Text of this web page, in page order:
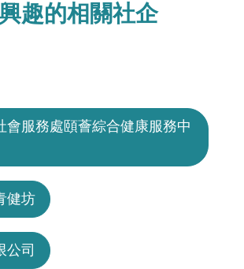
趣的相關社企
會服務處頤薈綜合健康服務中
健坊
公司